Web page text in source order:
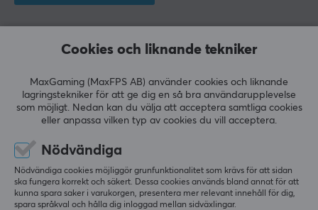
Joakim K
Verifierad köpare
Level 8
Easy Warrior
PC
Tråkig
Det finns en läpp under 60HE, men ändå har man
inte gjort en krok eller någonting som håller stödet
tillsammans med tangentbordet.
Cookies och liknande tekniker
MaxGaming (MaxFPS AB) använder cookies och liknande
lagringstekniker för att ge dig en så bra användarupplevelse
som möjligt. Nedan kan du välja att acceptera samtliga cookies
eller anpassa vilken typ av cookies du vill acceptera.
Nödvändiga
Nödvändiga cookies möjliggör grunfunktionalitet som krävs för att sidan
ska fungera korrekt och säkert. Dessa cookies används bland annat för att
kunna spara saker i varukorgen, presentera mer relevant innehåll för dig,
spara språkval och hålla dig inloggad mellan sidväxlingar.